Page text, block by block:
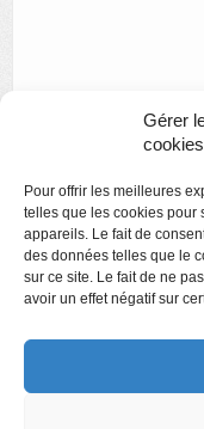
Gérer
cookies
Pour offrir les meilleures
telles que les cookies pour
appareils. Le fait de
des données telles que le
sur ce site. Le fait de ne
avoir un effet négatif sur
Slow au musée :
Copyright
Politique de
Chartes des